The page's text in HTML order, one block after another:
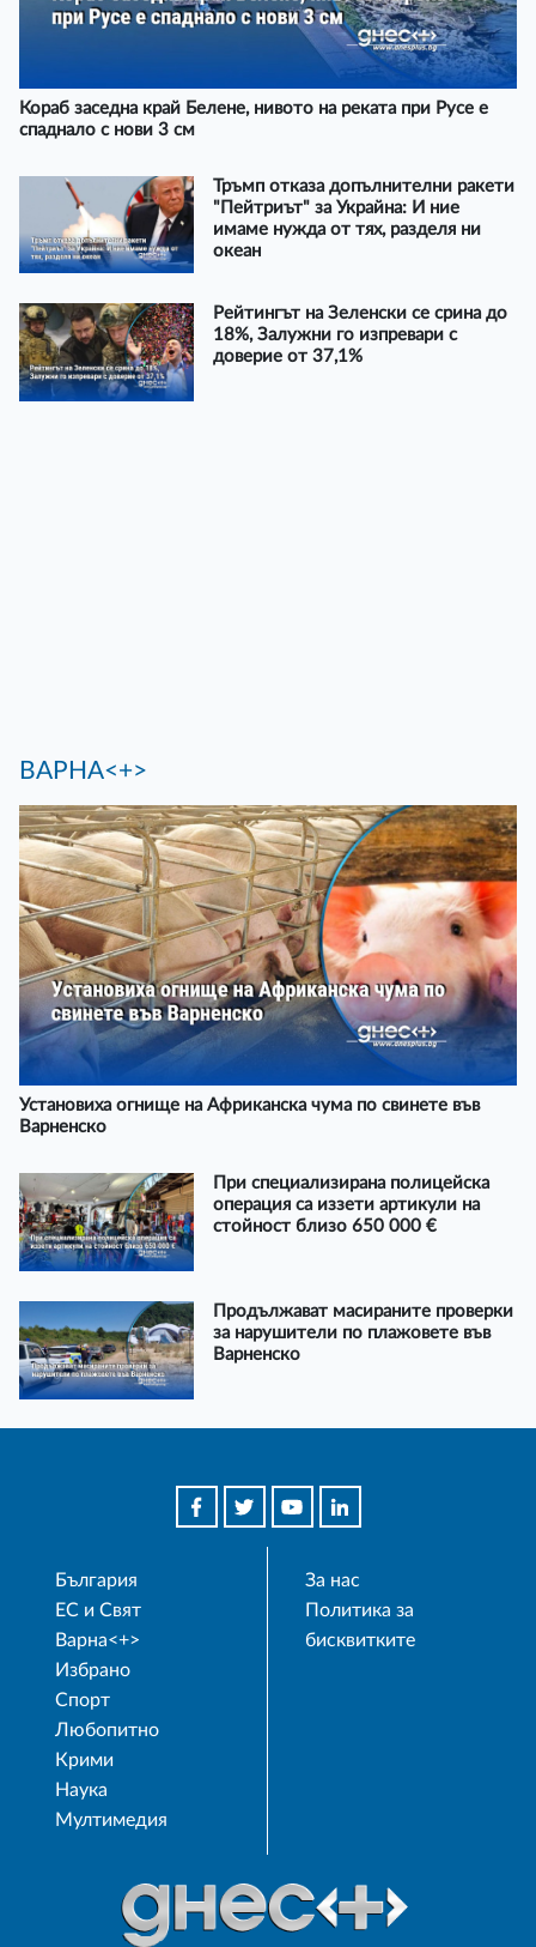
Кораб заседна край Белене, нивото на реката при Русе е
спаднало с нови 3 см
Тръмп отказа допълнителни ракети
"Пейтриът" за Украйна: И ние
имаме нужда от тях, разделя ни
океан
Рейтингът на Зеленски се срина до
18%, Залужни го изпревари с
доверие от 37,1%
ВАРНА<+>
Установиха огнище на Африканска чума по свинете във
Варненско
При специализирана полицейска
операция са иззети артикули на
стойност близо 650 000 €
Продължават масираните проверки
за нарушители по плажовете във
Варненско
България
ЕС и Свят
Варна<+>
Избрано
Спорт
Любопитно
Крими
Наука
Мултимедия
За нас
Политика за
бисквитките